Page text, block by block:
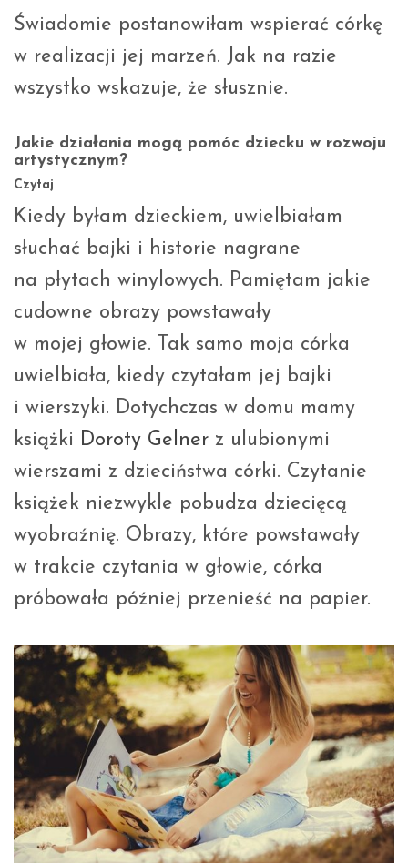
Świadomie postanowiłam wspierać córkę
w realizacji jej marzeń. Jak na razie
wszystko wskazuje, że słusznie.
Jakie działania mogą pomóc dziecku w rozwoju
artystycznym?
Czytaj
Kiedy byłam dzieckiem, uwielbiałam
słuchać bajki i historie nagrane
na płytach winylowych. Pamiętam jakie
cudowne obrazy powstawały
w mojej głowie. Tak samo moja córka
uwielbiała, kiedy czytałam jej bajki
i wierszyki. Dotychczas w domu mamy
książki Doroty Gelner z ulubionymi
wierszami z dzieciństwa córki. Czytanie
książek niezwykle pobudza dziecięcą
wyobraźnię. Obrazy, które powstawały
w trakcie czytania w głowie, córka
próbowała później przenieść na papier.